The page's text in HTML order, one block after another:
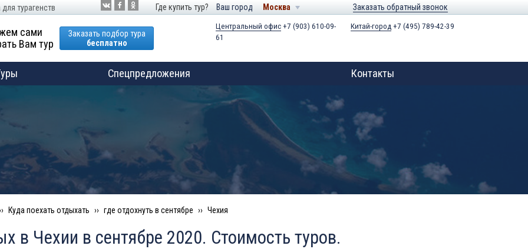
турагенств Где купить тур? Ваш город Москва Заказать обратный звонок
сами
Вам тур
Заказать подбор тура
бесплатно
Центральный офис+7 (903) 610-09-
61
Китай-город+7 (495) 789-42-39
Спецпредложения Контакты
Куда поехать отдыхать где отдохнуть в сентябре Чехия
в Чехии в сентябре 2020. Стоимость туров.